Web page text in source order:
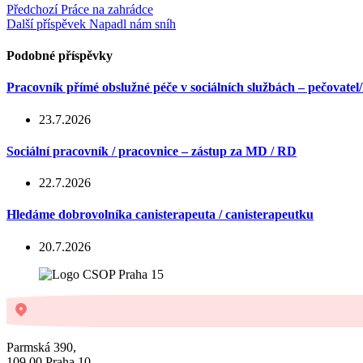
PředchozíPráce na zahrádce
Další příspěvek Napadl nám sníh
Podobné příspěvky
Pracovník přímé obslužné péče v sociálních službách –
23.7.2026
Sociální pracovník / pracovnice – zástup za MD / RD
22.7.2026
Hledáme dobrovolníka canisterapeuta / canisterapeutku
20.7.2026
Parmská 390,